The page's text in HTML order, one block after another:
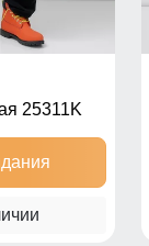
25311K